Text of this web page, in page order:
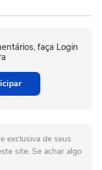
faça Login
exclusiva de seus
site. Se achar algo